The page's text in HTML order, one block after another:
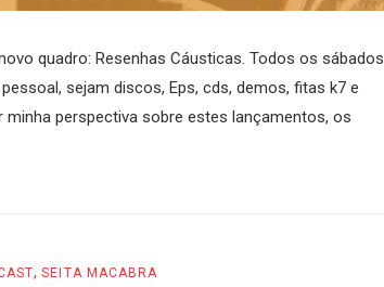
quadro: Resenhas Cáusticas. Todos os
sejam discos, Eps, cds, demos, fitas k7 e
perspectiva sobre estes lançamentos, os
,SEITA MACABRA